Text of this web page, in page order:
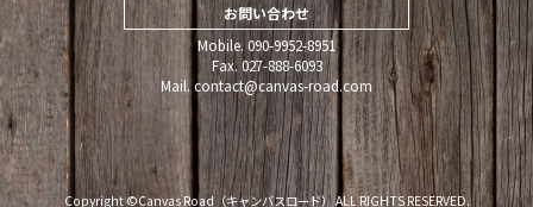
お問い合わせ
Mobile. 090-9952-8951
Fax. 027-888-6093
Mail. contact@canvas-road.com
Copyright ©Canvas Road（キャンバスロード） ALL RIGHTS RESERVED.